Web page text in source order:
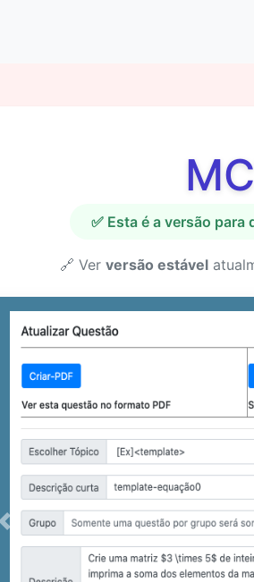
✅ Esta é a versão
🔗 Ver versão estável
Previous